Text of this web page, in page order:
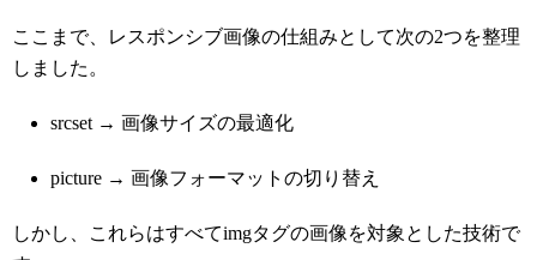
ここまで、レスポンシブ画像の仕組みとして次の2つを整理
しました。
srcset → 画像サイズの最適化
picture → 画像フォーマットの切り替え
しかし、これらはすべてimgタグの画像を対象とした技術で